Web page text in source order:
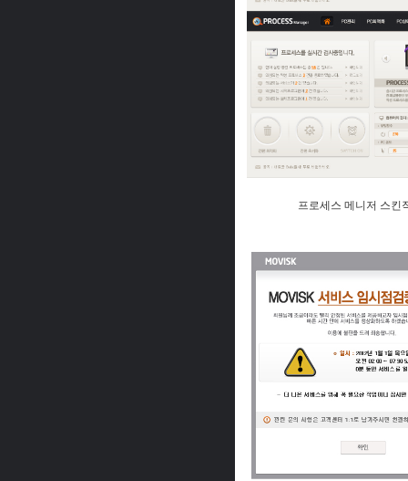
프로세스 메니저 스킨